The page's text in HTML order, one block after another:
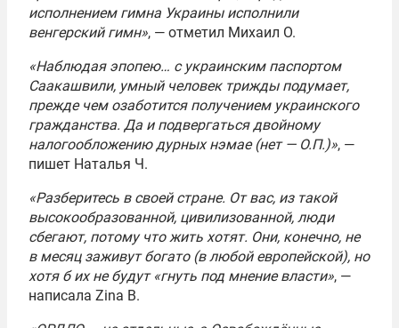
исполнением гимна Украины исполнили
венгерский гимн», — отметил Михаил О.
«Наблюдая эпопею… с украинским паспортом
Саакашвили, умный человек трижды подумает,
прежде чем озаботится получением украинского
гражданства. Да и подвергаться двойному
налогообложению дурных нэмае (нет — О.П.)», —
пишет Наталья Ч.
«Разберитесь в своей стране. От вас, из такой
высокообразованной, цивилизованной, люди
сбегают, потому что жить хотят. Они, конечно, не
в месяц заживут богато (в любой европейской), но
хотя б их не будут «гнуть под мнение власти», —
написала Zina B.